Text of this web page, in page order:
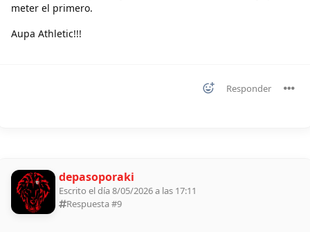
meter el primero.
Aupa Athletic!!!
Responder
depasoporaki
Escrito el día 8/05/2026 a las 17:11
Respuesta #9